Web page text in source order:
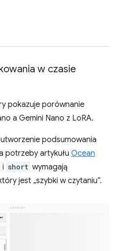
w czasie
pokazuje porównanie
a Gemini Nano z LoRA.
podsumowania
potrzeby artykułu Ocean
i short wymagają
jest „szybki w czytaniu”.